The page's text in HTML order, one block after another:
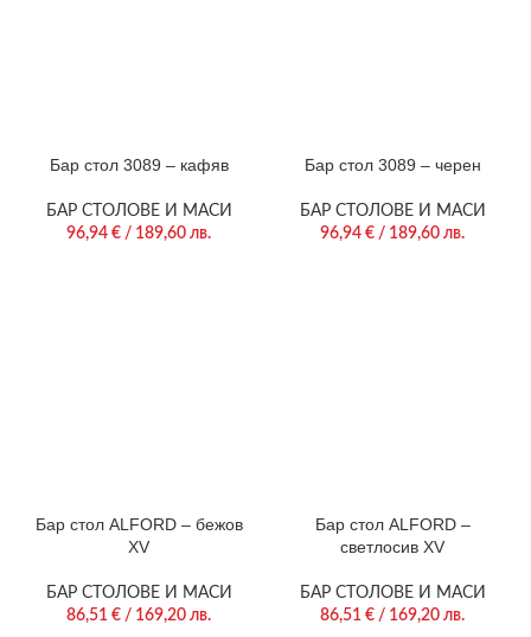
Бар стол 3089 – кафяв
БАР СТОЛОВЕ И МАСИ
96,94 € / 189,60 лв.
Бар стол 3089 – черен
БАР СТОЛОВЕ И МАСИ
96,94 € / 189,60 лв.
Бар стол ALFORD – бежов
XV
БАР СТОЛОВЕ И МАСИ
86,51 € / 169,20 лв.
Бар стол ALFORD –
светлосив XV
БАР СТОЛОВЕ И МАСИ
86,51 € / 169,20 лв.